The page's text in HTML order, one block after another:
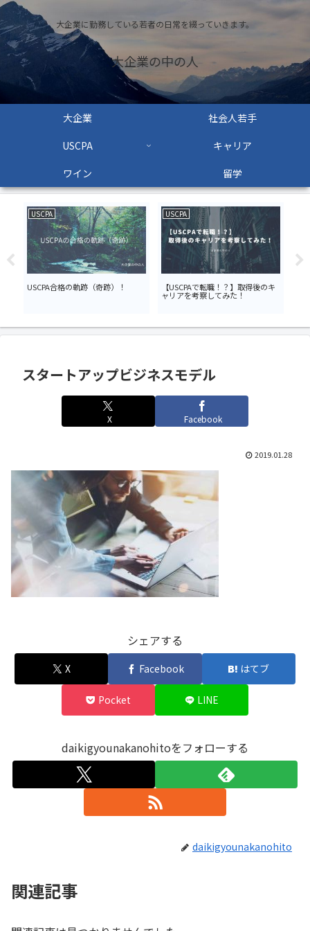
大企業に勤務している若者の日常を綴っていきます。
大企業の中の人
大企業
社会人若手
USCPA
キャリア
ワイン
留学
USCPA
USCPA合格の軌跡（奇跡）！
USCPA
【USCPAで転職！？】取得後のキ
ャリアを考察してみた！
スタートアップビジネスモデル
X Facebook
2019.01.28
シェアする
X Facebook はてブ
Pocket LINE
daikigyounakanohitoをフォローする
daikigyounakanohito
関連記事